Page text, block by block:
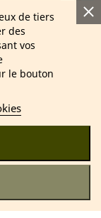
politique de
bien-être 100 %
de tiers
des
vos
le bouton